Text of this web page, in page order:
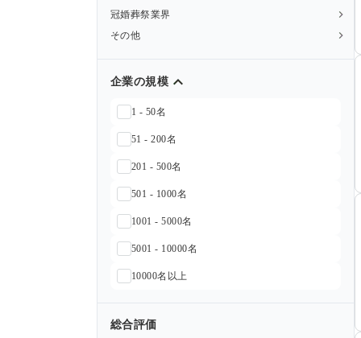
冠婚葬祭業界
その他
企業の規模
1 - 50名
51 - 200名
201 - 500名
501 - 1000名
1001 - 5000名
5001 - 10000名
10000名以上
総合評価